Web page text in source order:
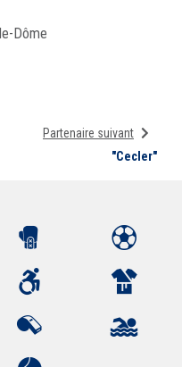
Partenaire suivant
"Cecler"